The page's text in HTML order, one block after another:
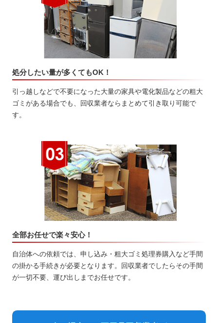
処分したい量が多くてもOK！
引っ越しなどで不要になった大量の家具や電化製品などの粗大
ゴミがある場合でも、回収業者ならまとめて引き取り可能で
す。
全部お任せで楽々安心！
自治体への依頼では、申し込み・粗大ゴミ処理券購入など手間
の掛かる手続きが必要となります。回収業者でしたらその手間
が一切不要、運び出しまでお任せです。